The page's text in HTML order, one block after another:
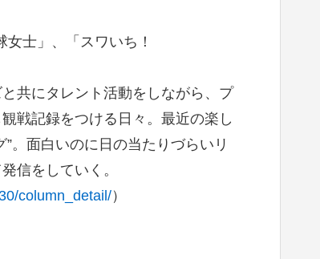
士」、「スワいち！
共にタレント活動をしながら、プ
戦記録をつける日々。最近の楽し
。面白いのに日の当たりづらいリ
信をしていく。
column_detail/）